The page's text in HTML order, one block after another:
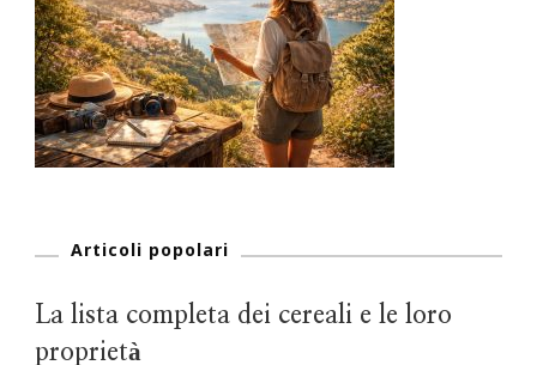
Articoli popolari
La lista completa dei cereali e le loro
proprietà